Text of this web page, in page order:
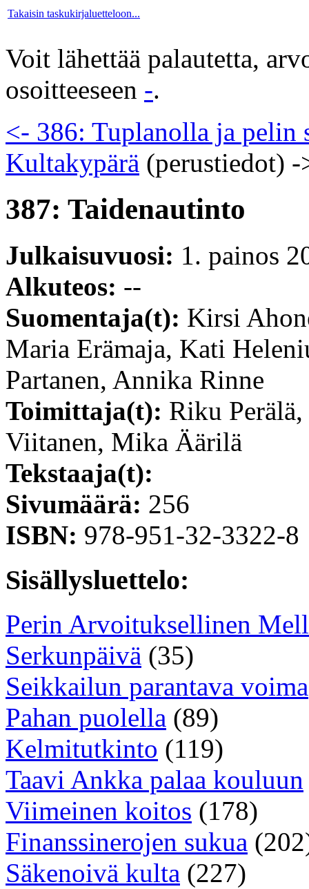
Takaisin taskukirjaluetteloon...
Voit lähettää palautetta,
osoitteeseen -.
<- 386: Tuplanolla ja pelin
Kultakypärä (perustiedot) -
387: Taidenautinto
Julkaisuvuosi: 1. painos
Alkuteos: --
Suomentaja(t): Kirsi
Maria Erämaja, Kati
Partanen, Annika Rinne
Toimittaja(t): Riku
Viitanen, Mika Äärilä
Tekstaaja(t):
Sivumäärä: 256
ISBN: 978-951-32-3322-8
Sisällysluettelo:
Perin Arvoituksellinen
Serkunpäivä (35)
Seikkailun parantava voima
Pahan puolella (89)
Kelmitutkinto (119)
Taavi Ankka palaa kouluun
Viimeinen koitos (178)
Finanssinerojen sukua
Säkenoivä kulta (227)